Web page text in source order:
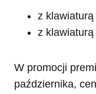
z klawiaturą
z klawiaturą
W promocji
października,